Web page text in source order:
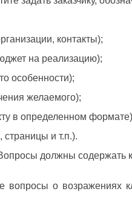
контакты);
на реализацию);
особенности);
желаемого);
в определенном
страницы и т.п.).
должны содержать
вопросы о возражениях